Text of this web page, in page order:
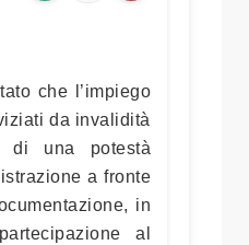
che l’impiego
da invalidità
di una potestà
a fronte
in
al